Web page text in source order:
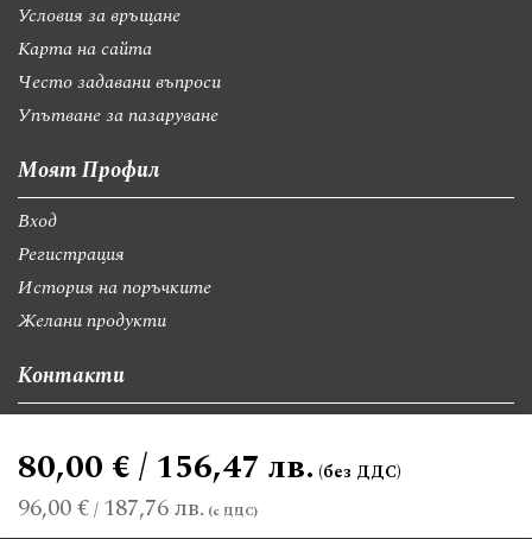
96,00 €/ 187,76 лв.
80,00 € / 156,47 лв.
Условия за връщане
Карта на сайта
Често задавани въпроси
Упътване за пазаруване
Моят Профил
Вход
Регистрация
История на поръчките
Желани продукти
Контакти
giftsbgnet@gmail.com
+359 89 9528300
+359 89 8580494